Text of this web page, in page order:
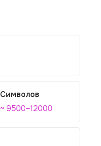
Символов
~ 9500–12000